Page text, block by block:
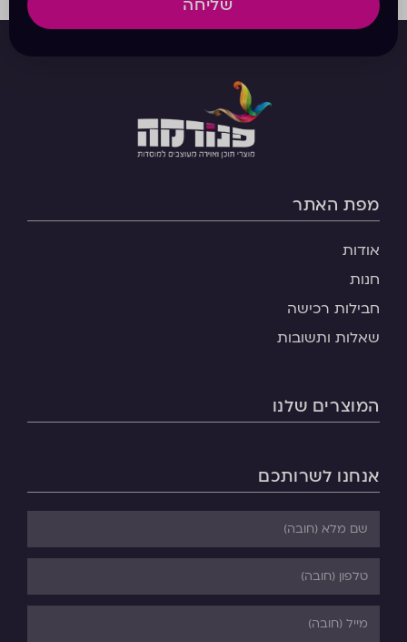
שליחה
מפת האתר
אודות
חנות
חבילות רכישה
שאלות ותשובות
המוצרים שלנו
אנחנו לשרותכם